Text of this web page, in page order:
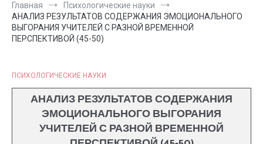
Главная
Психологические науки
АНАЛИЗ РЕЗУЛЬТАТОВ СОДЕРЖАНИЯ ЭМОЦИОНАЛЬНОГО
ВЫГОРАНИЯ УЧИТЕЛЕЙ С РАЗНОЙ ВРЕМЕННОЙ
ПЕРСПЕКТИВОЙ (45-50)
ПСИХОЛОГИЧЕСКИЕ НАУКИ
АНАЛИЗ РЕЗУЛЬТАТОВ СОДЕРЖАНИЯ
ЭМОЦИОНАЛЬНОГО ВЫГОРАНИЯ
УЧИТЕЛЕЙ С РАЗНОЙ ВРЕМЕННОЙ